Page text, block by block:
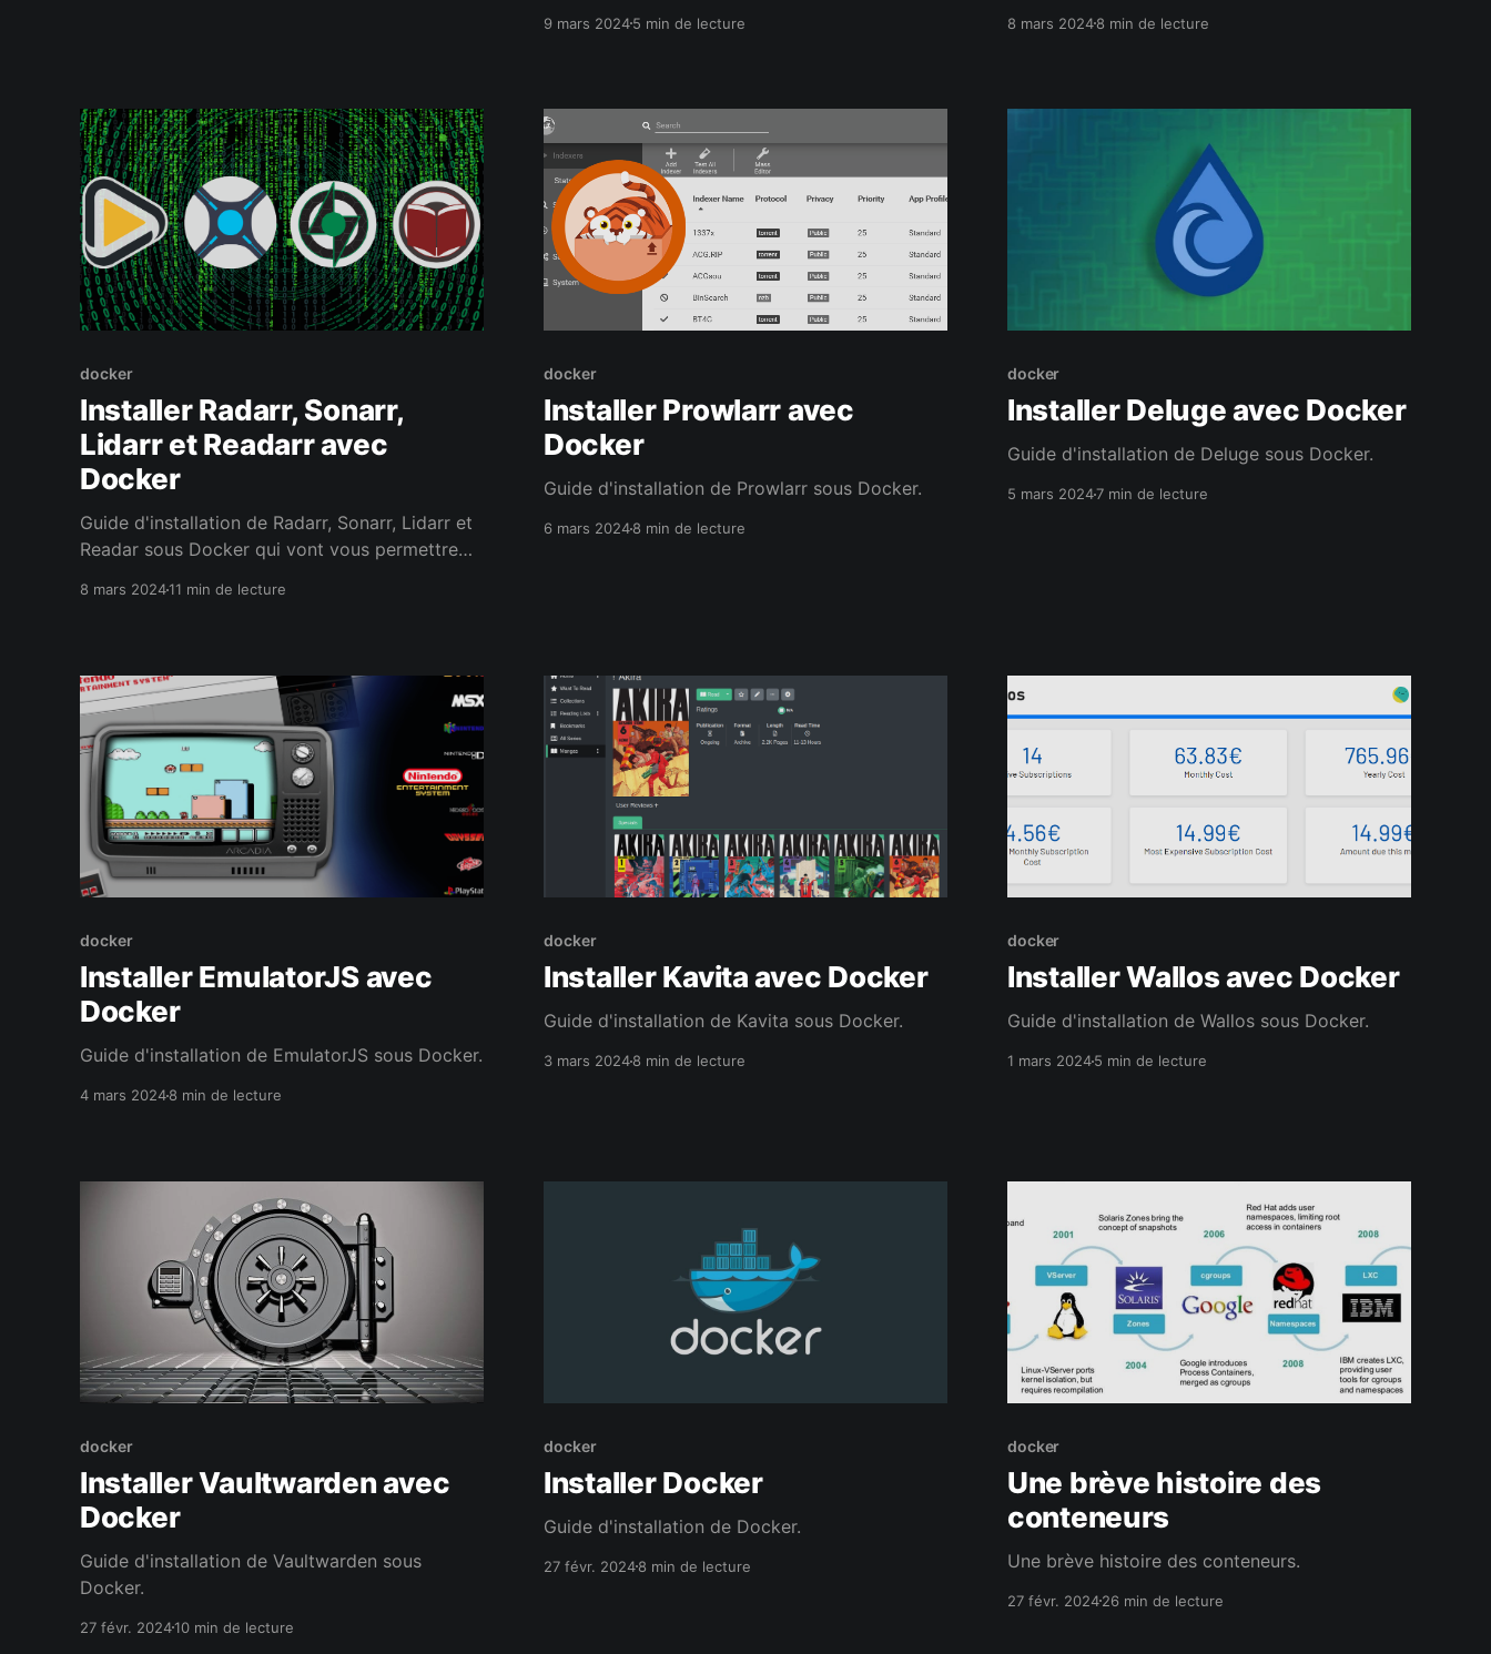
9 mars 20245 min de lecture
votre instance Plex ou Jellyfin.
8 mars 20248 min de lecture
docker
Installer Radarr, Sonarr,
Lidarr et Readarr avec
Docker
Guide d'installation de Radarr, Sonarr, Lidarr et
Readar sous Docker qui vont vous permettre
8 mars 202411 min de lecture
docker
Installer Prowlarr avec
Docker
Guide d'installation de Prowlarr sous Docker.
6 mars 20248 min de lecture
docker
Installer Deluge avec Docker
Guide d'installation de Deluge sous Docker.
5 mars 20247 min de lecture
docker
Installer EmulatorJS avec
Docker
Guide d'installation de EmulatorJS sous Docker.
4 mars 20248 min de lecture
docker
Installer Kavita avec Docker
Guide d'installation de Kavita sous Docker.
3 mars 20248 min de lecture
docker
Installer Wallos avec Docker
Guide d'installation de Wallos sous Docker.
1 mars 20245 min de lecture
docker
Installer Vaultwarden avec
Docker
Guide d'installation de Vaultwarden sous
Docker.
27 févr. 202410 min de lecture
docker
Installer Docker
Guide d'installation de Docker.
27 févr. 20248 min de lecture
docker
Une brève histoire des
conteneurs
Une brève histoire des conteneurs.
27 févr. 202426 min de lecture